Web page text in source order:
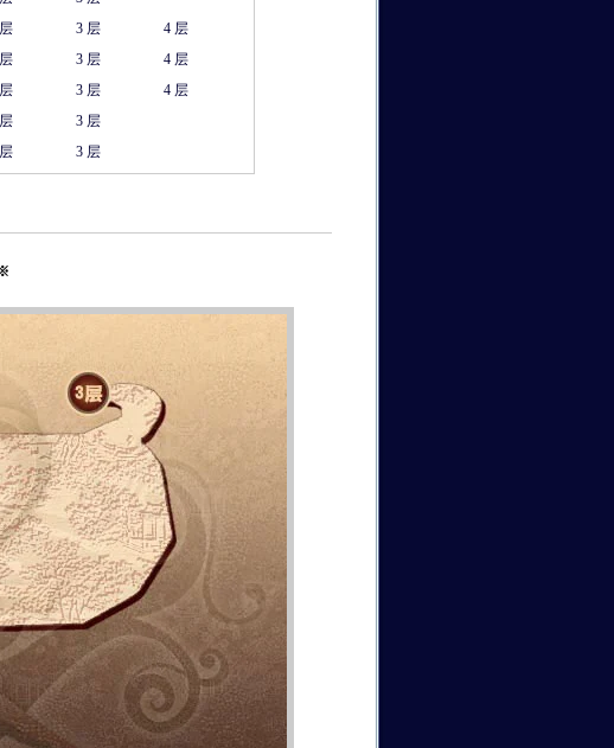
3 层
4 层
3 层
4 层
3 层
4 层
3 层
3 层